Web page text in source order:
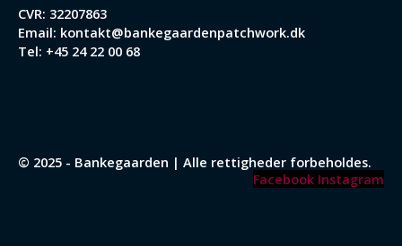
CVR: 32207863
Email: kontakt@bankegaardenpatchwork.dk
Tel: +45 24 22 00 68
© 2025 - Bankegaarden | Alle rettigheder forbeholdes.
Facebook Instagram